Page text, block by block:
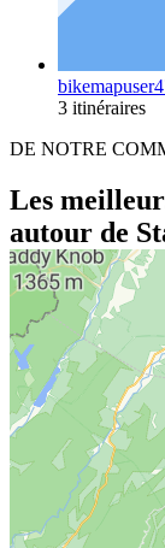
3 itinéraires
DE NOTRE
Les
autour de